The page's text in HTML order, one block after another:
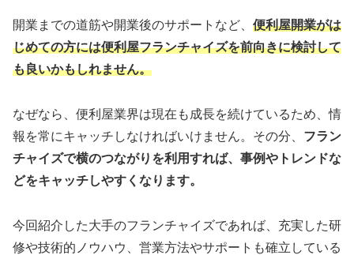
開業までの道筋や開業後のサポートなど、 便利屋開業がは
じめての方には便利屋フランチャイズを前向きに検討して
も良いかもしれません。
なぜなら、便利屋業界は現在も成長を続けているため、情
報を常にキャッチしなければいけません。その分、 フラン
チャイズで横のつながりを利用すれば、事例やトレンドな
どをキャッチしやすくなります。
今回紹介した大手のフランチャイズであれば、充実した研
修や技術的ノウハウ、営業方法やサポートも確立している